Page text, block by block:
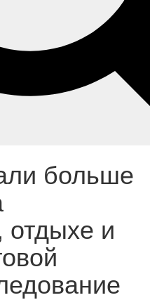
больше
отдыхе и